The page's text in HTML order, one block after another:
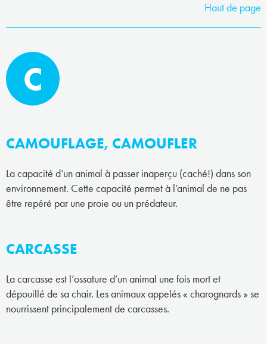
Haut de page
C
CAMOUFLAGE, CAMOUFLER
La capacité d’un animal à passer inaperçu (caché!) dans son
environnement. Cette capacité permet à l’animal de ne pas
être repéré par une proie ou un prédateur.
CARCASSE
La carcasse est l’ossature d’un animal une fois mort et
dépouillé de sa chair. Les animaux appelés « charognards » se
nourrissent principalement de carcasses.